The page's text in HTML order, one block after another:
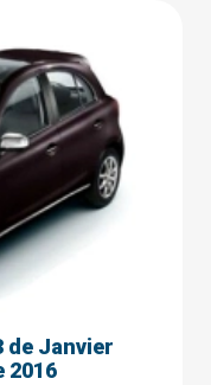
de Janvier
2016